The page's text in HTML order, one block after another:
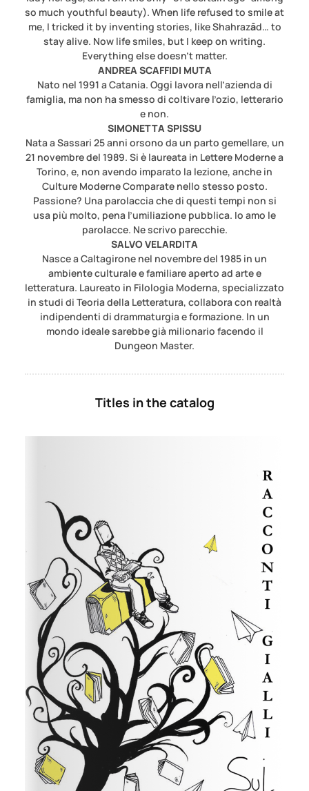
so much youthful beauty). When life refused to smile at
me, I tricked it by inventing stories, like Shahrazād… to
stay alive. Now life smiles, but I keep on writing.
Everything else doesn’t matter.
ANDREA SCAFFIDI MUTA
Nato nel 1991 a Catania. Oggi lavora nell’azienda di
famiglia, ma non ha smesso di coltivare l’ozio, letterario
e non.
SIMONETTA SPISSU
Nata a Sassari 25 anni orsono da un parto gemellare, un
21 novembre del 1989. Si è laureata in Lettere Moderne a
Torino, e, non avendo imparato la lezione, anche in
Culture Moderne Comparate nello stesso posto.
Passione? Una parolaccia che di questi tempi non si
usa più molto, pena l’umiliazione pubblica. Io amo le
parolacce. Ne scrivo parecchie.
SALVO VELARDITA
Nasce a Caltagirone nel novembre del 1985 in un
ambiente culturale e familiare aperto ad arte e
letteratura. Laureato in Filologia Moderna, specializzato
in studi di Teoria della Letteratura, collabora con realtà
indipendenti di drammaturgia e formazione. In un
mondo ideale sarebbe già milionario facendo il
Dungeon Master.
Titles in the catalog